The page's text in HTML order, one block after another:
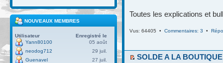
NOUVEAUX MEMBRES
Utilisateur
Enregistré le
Yann80100
05 août
neodog712
29 juil.
Guenavel
27 juil.
Toutes les explications et
Vus: 64405 • Commentaires: 3 •
SOLDE A LA BOUTIQUE